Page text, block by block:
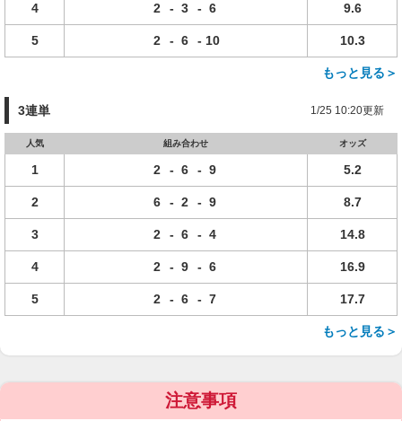
4 2 - 3 - 6 9.6
5 2 - 6 - 10 10.3
もっと見る＞
3連単 1/25 10:20更新
人気 組み合わせ オッズ
1 2 - 6 - 9 5.2
2 6 - 2 - 9 8.7
3 2 - 6 - 4 14.8
4 2 - 9 - 6 16.9
5 2 - 6 - 7 17.7
もっと見る＞
注意事項